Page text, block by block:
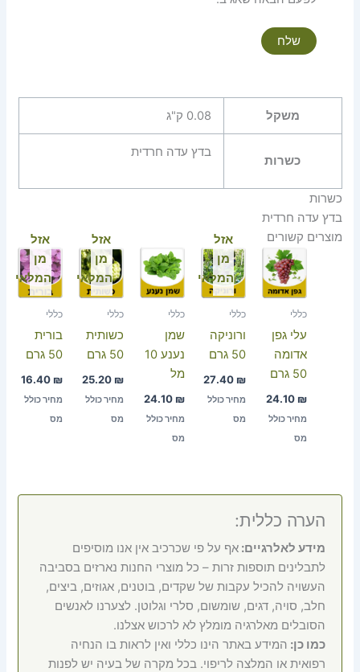
משקל 0.08 ק"ג
כשרות
בדץ עדה חרדית
כשרות
בדץ עדה חרדית
מוצרים קשורים
כללי
עלי גפן
אדומה
50 גרם
24.10 ₪
מחיר כולל
מס
אזל
מן
המלאי
כללי
ורוניקה
50 גרם
27.40 ₪
מחיר כולל
מס
כללי
שמן
נענע 10
מל
24.10 ₪
מחיר כולל
מס
אזל
מן
המלאי
כללי
כשותית
50 גרם
25.20 ₪
מחיר כולל
מס
אזל
מן
המלאי
כללי
בורית
50 גרם
16.40 ₪
מחיר כולל
מס
הערה כללית:
מידע לאלרגיים:אף על פי שכרכיב אין אנו מוסיפים
לתבלינים תוספות זרות – כל מוצרי החנות נארזים בסביבה
העשויה להכיל עקבות של שקדים, בוטנים, אגוזים, ביצים,
חלב, סויה, דגים, שומשום, סלרי וגלוטן. לצערנו לאנשים
הסובלים מאלרגיה מומלץ לא לרכוש אצלנו.
כמו כן: המידע באתר הינו כללי ואין לראות בו הנחיה
רפואית או המלצה לריפוי. בכל מקרה של בעיה יש לפנות